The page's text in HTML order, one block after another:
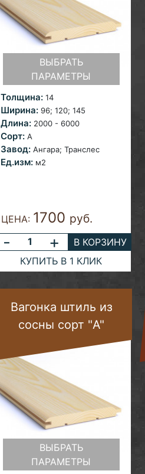
ВЫБРАТЬ
ПАРАМЕТРЫ
Толщина: 14
Ширина:96; 120; 145
Длина: 2000 - 6000
Сорт: A
Завод:Ангара; Транслес
Ед.изм: м2
ЦЕНА: 1700 руб.
- +
В КОРЗИНУ
КУПИТЬ В 1 КЛИК
Вагонка штиль из
сосны сорт "A"
ВЫБРАТЬ
ПАРАМЕТРЫ